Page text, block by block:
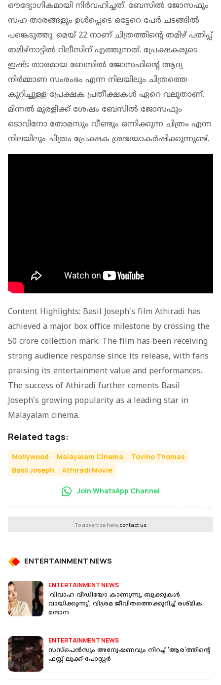
ഔദ്യോഗികമായി നിർവഹിച്ചത്. ബേസിൽ ജോസഫും
സഹ താരങ്ങളും ഉൾപ്പെടെ ഒട്ടേറെ പേർ ചടങ്ങിൽ
പങ്കെടുത്തു. മെയ് 22 നാണ് ചിത്രത്തിൻ്റെ തമിഴ് പതിപ്പ്
തമിഴ്നാട്ടിൽ റിലീസിന് എത്തുന്നത്. പ്രേക്ഷകരുടെ
ഇഷ്ട താരമായ ബേസില്‍ ജോസഫിന്റെ ആദ്യ
നിര്‍മ്മാണ സംരംഭം എന്ന നിലയിലും ചിത്രത്തെ
കുറിച്ചുള്ള പ്രേക്ഷക പ്രതീക്ഷകള്‍ ഏറെ വലുതാണ്.
മിന്നല്‍ മുരളിക്ക് ശേഷം ബേസില്‍ ജോസഫും
ടൊവിനോ തോമസും വീണ്ടും ഒന്നിക്കുന്ന ചിത്രം എന്ന
നിലയിലും ചിത്രം പ്രേക്ഷക ശ്രദ്ധയാകര്‍ഷിക്കുന്നുണ്ട്.
Content Highlights: Basil Joseph’s film Athiradi has
achieved a major box office milestone by crossing the
50 crore collection mark. The film has been receiving
strong audience response since its release, with fans
praising its entertainment value and performances.
The success of Athiradi further cements Basil
Joseph’s growing popularity as a leading star in
Malayalam cinema.
Related tags:
Mollywood Malayalam Cinema
Tovino Thomas
Basil Joseph
Athiradi Movie
Join WhatsApp Channel
To advertise here,contact us
ENTERTAINMENT NEWS
ENTERTAINMENT NEWS
'വിവാഹ വീഡിയോ കാണുന്നു, ബുക്കുകള്‍
വായിക്കുന്നു'; വിശ്രമ ജീവിതത്തെക്കുറിച്ച് രശ്മിക
മന്ദാന
ENTERTAINMENT NEWS
സസ്‌പെന്‍സും അന്വേഷണവും നിറച്ച് 'ആര'ത്തിന്റെ
ഫസ്റ്റ് ലുക്ക് പോസ്റ്റര്‍